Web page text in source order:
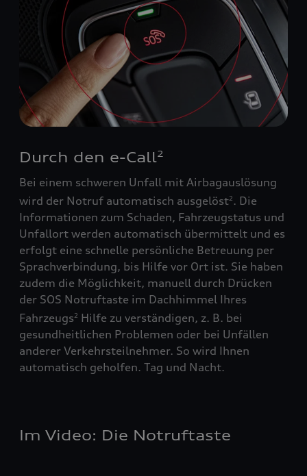
Durch den e-Call2
Bei einem schweren Unfall mit Airbagauslösung
wird der Notruf automatisch ausgelöst2 . Die
Informationen zum Schaden, Fahrzeugstatus und
Unfallort werden automatisch übermittelt und es
erfolgt eine schnelle persönliche Betreuung per
Sprachverbindung, bis Hilfe vor Ort ist. Sie haben
zudem die Möglichkeit, manuell durch Drücken
der SOS Notruftaste im Dachhimmel Ihres
Fahrzeugs2 Hilfe zu verständigen, z. B. bei
gesundheitlichen Problemen oder bei Unfällen
anderer Verkehrsteilnehmer. So wird Ihnen
automatisch geholfen. Tag und Nacht.
Im Video: Die Notruftaste